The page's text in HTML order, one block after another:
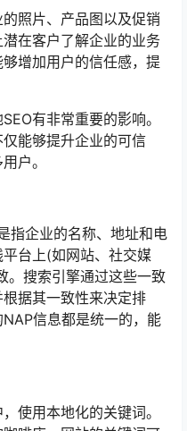
照片、产品图以及促销
在客户了解企业的业务
增加用户的信任感，提
有非常重要的影响。
能够提升企业的可信
户。
指企业的名称、地址和电
台上(如网站、社交媒
。搜索引擎通过这些一致
据其一致性来决定排
信息都是统一的，能
使用本地化的关键词。